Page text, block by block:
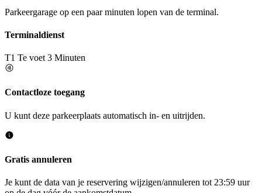
Parkeergarage op een paar minuten lopen van de terminal.
Terminaldienst
T1 Te voet 3 Minuten
Contactloze toegang
U kunt deze parkeerplaats automatisch in- en uitrijden.
Gratis annuleren
Je kunt de data van je reservering wijzigen/annuleren tot 23:59 uur